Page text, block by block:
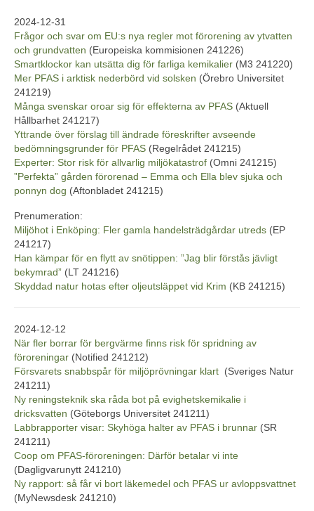
2024-12-31
Frågor och svar om EU:s nya regler mot förorening av ytvatten
och grundvatten (Europeiska kommisionen 241226)
Smartklockor kan utsätta dig för farliga kemikalier (M3 241220)
Mer PFAS i arktisk nederbörd vid solsken (Örebro Universitet
241219)
Många svenskar oroar sig för effekterna av PFAS (Aktuell
Hållbarhet 241217)
Yttrande över förslag till ändrade föreskrifter avseende
bedömningsgrunder för PFAS (Regelrådet 241215)
Experter: Stor risk för allvarlig miljökatastrof (Omni 241215)
”Perfekta” gården förorenad – Emma och Ella blev sjuka och
ponnyn dog (Aftonbladet 241215)
Prenumeration:
Miljöhot i Enköping: Fler gamla handelsträdgårdar utreds (EP
241217)
Han kämpar för en flytt av snötippen: ”Jag blir förstås jävligt
bekymrad” (LT 241216)
Skyddad natur hotas efter oljeutsläppet vid Krim (KB 241215)
2024-12-12
När fler borrar för bergvärme finns risk för spridning av
föroreningar (Notified 241212)
Försvarets snabbspår för miljöprövningar klart (Sveriges Natur
241211)
Ny reningsteknik ska råda bot på evighetskemikalie i
dricksvatten (Göteborgs Universitet 241211)
Labbrapporter visar: Skyhöga halter av PFAS i brunnar (SR
241211)
Coop om PFAS-föroreningen: Därför betalar vi inte
(Dagligvarunytt 241210)
Ny rapport: så får vi bort läkemedel och PFAS ur avloppsvattnet
(MyNewsdesk 241210)